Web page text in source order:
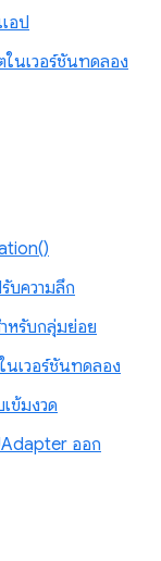
อป
นเวอร์ชันทดลอง
บความลึก
หรับกลุ่มย่อย
นเวอร์ชันทดลอง
ข้มงวด
ออก